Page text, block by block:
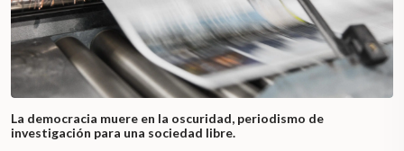
La democracia muere en la oscuridad, periodismo de
investigación para una sociedad libre.